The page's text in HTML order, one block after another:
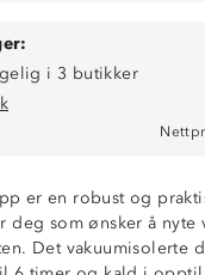
i 3 butikker
er en robust og
deg som ønsker å nyte
Det vakuumisolerte